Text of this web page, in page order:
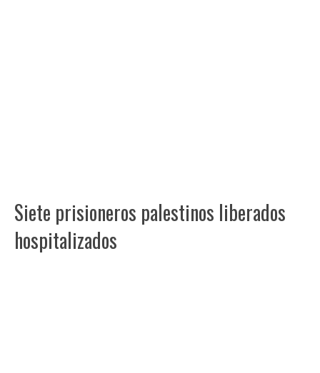
Siete prisioneros palestinos liberados
hospitalizados